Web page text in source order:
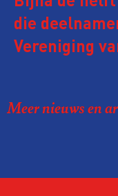
die
Vereniging
rond het
Meer nieuws en